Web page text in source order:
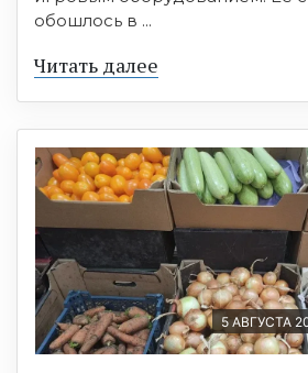
обошлось в ...
Читать далее
5 АВГУСТА